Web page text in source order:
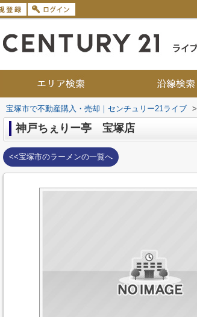
宝塚市で不動産購入・売却｜センチュリー21ライブ >
神戸ちぇりー亭 宝塚店
<<宝塚市のラーメンの一覧へ